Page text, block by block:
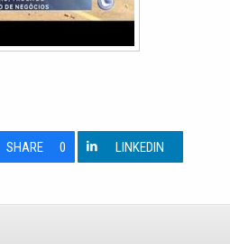
SHARE 0 LINKEDIN